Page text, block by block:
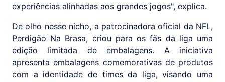
experiências alinhadas aos grandes jogos", explica.
De olho nesse nicho, a patrocinadora oficial da NFL,
Perdigão Na Brasa, criou para os fãs da liga uma
edição limitada de embalagens. A iniciativa
apresenta embalagens comemorativas de produtos
com a identidade de times da liga, visando uma